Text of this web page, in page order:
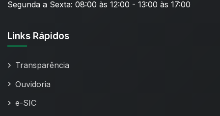
Segunda a Sexta: 08:00 às 12:00 - 13:00 às 17:00
Links Rápidos
Transparência
Ouvidoria
e-SIC